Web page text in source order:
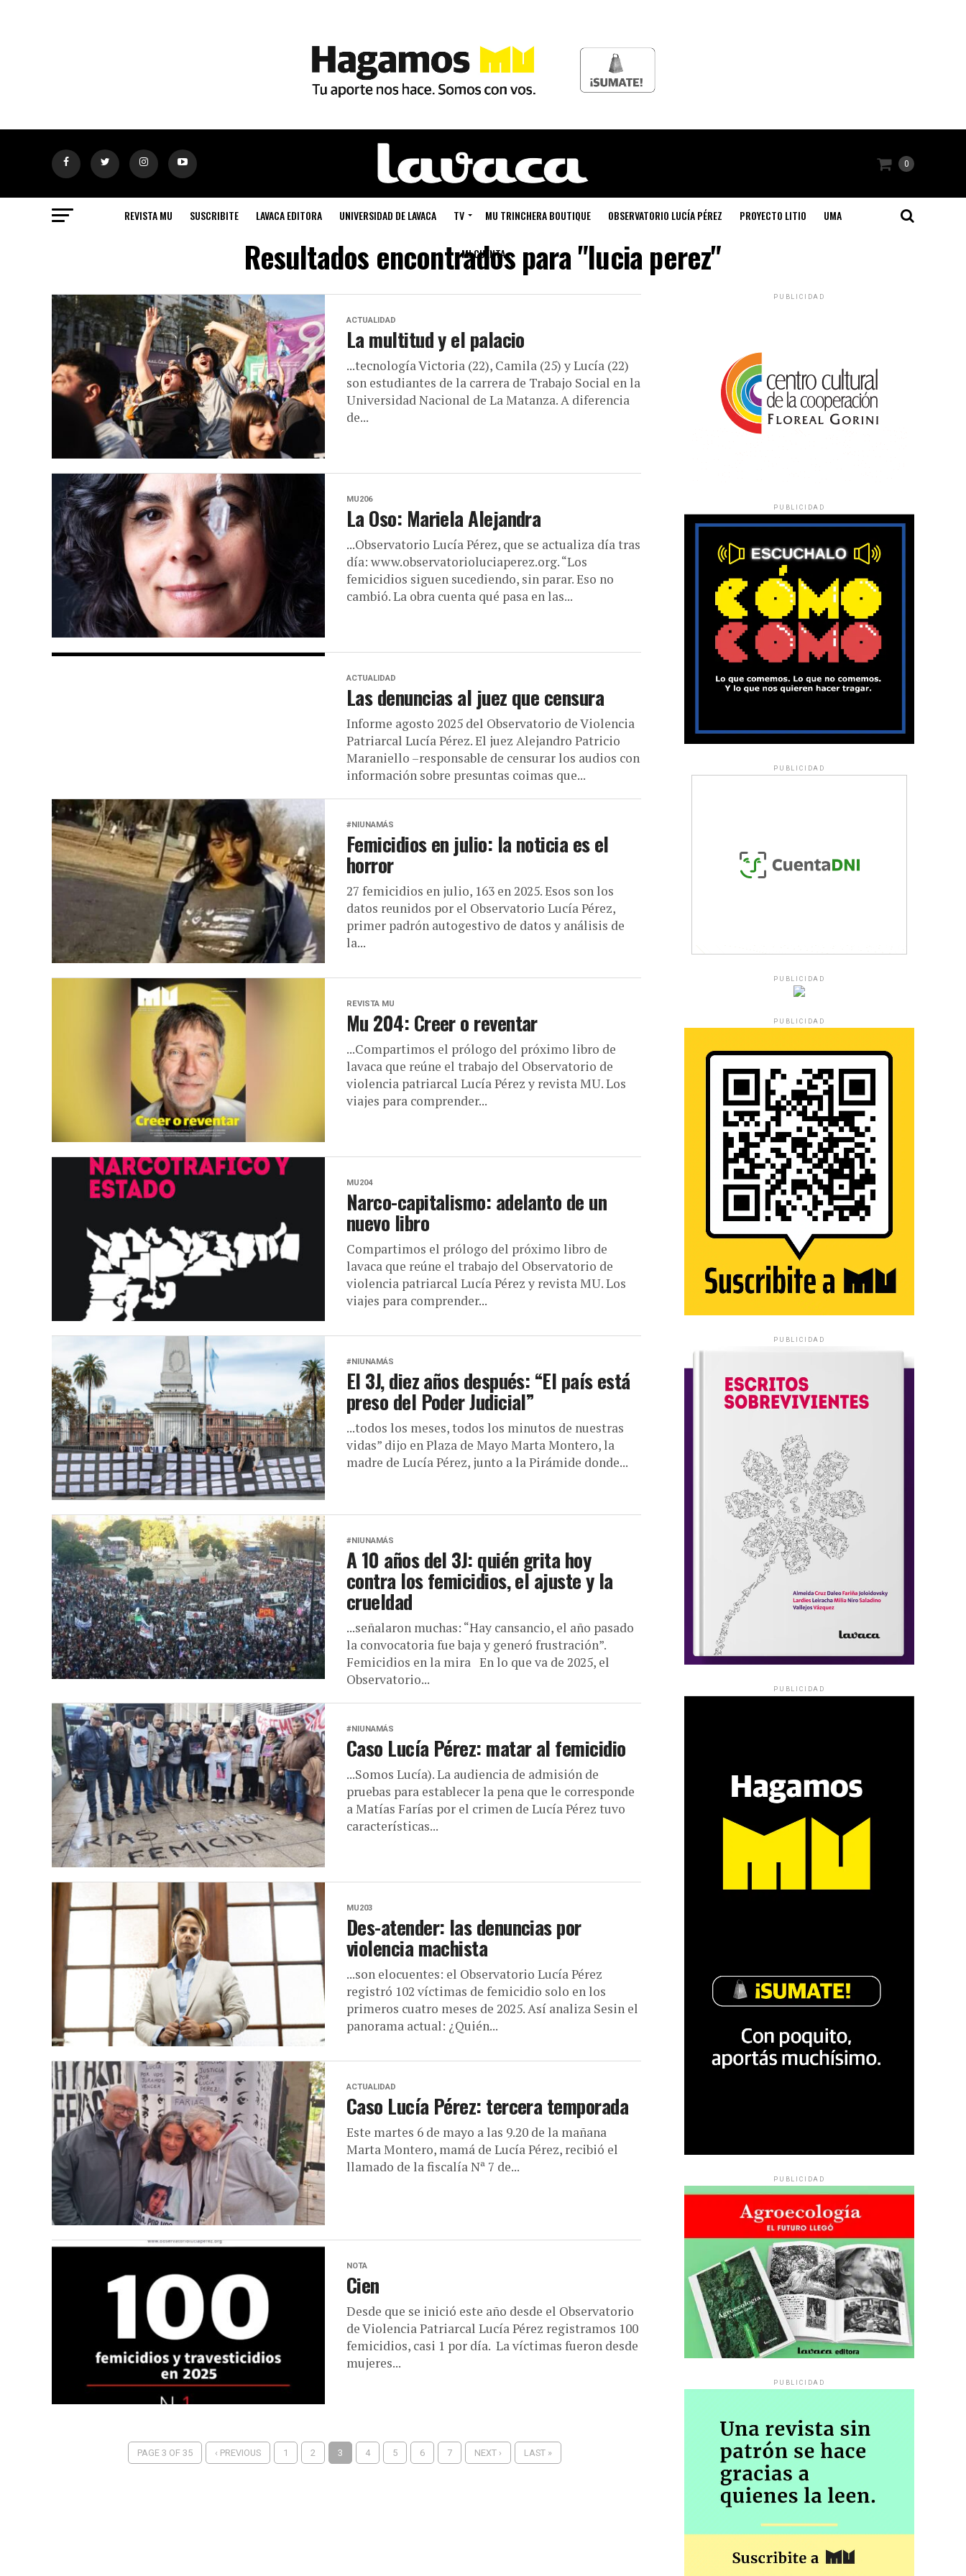
0
REVISTA MU SUSCRIBITE LAVACA EDITORA UNIVERSIDAD DE LAVACA TV MU TRINCHERA BOUTIQUE OBSERVATORIO LUCÍA PÉREZ PROYECTO LITIO UMA
MI CUENTA
Resultados encontrados para "lucia perez"
ACTUALIDAD
La multitud y el palacio
...tecnología Victoria (22), Camila (25) y Lucía (22)
son estudiantes de la carrera de Trabajo Social en la
Universidad Nacional de La Matanza. A diferencia
de...
MU206
La Oso: Mariela Alejandra
...Observatorio Lucía Pérez, que se actualiza día tras
día: www.observatorioluciaperez.org. “Los
femicidios siguen sucediendo, sin parar. Eso no
cambió. La obra cuenta qué pasa en las...
ACTUALIDAD
Las denuncias al juez que censura
Informe agosto 2025 del Observatorio de Violencia
Patriarcal Lucía Pérez. El juez Alejandro Patricio
Maraniello –responsable de censurar los audios con
información sobre presuntas coimas que...
#NIUNAMÁS
Femicidios en julio: la noticia es el
horror
27 femicidios en julio, 163 en 2025. Esos son los
datos reunidos por el Observatorio Lucía Pérez,
primer padrón autogestivo de datos y análisis de
la...
REVISTA MU
Mu 204: Creer o reventar
...Compartimos el prólogo del próximo libro de
lavaca que reúne el trabajo del Observatorio de
violencia patriarcal Lucía Pérez y revista MU. Los
viajes para comprender...
MU204
Narco-capitalismo: adelanto de un
nuevo libro
Compartimos el prólogo del próximo libro de
lavaca que reúne el trabajo del Observatorio de
violencia patriarcal Lucía Pérez y revista MU. Los
viajes para comprender...
#NIUNAMÁS
El 3J, diez años después: “El país está
preso del Poder Judicial”
...todos los meses, todos los minutos de nuestras
vidas” dijo en Plaza de Mayo Marta Montero, la
madre de Lucía Pérez, junto a la Pirámide donde...
#NIUNAMÁS
A 10 años del 3J: quién grita hoy
contra los femicidios, el ajuste y la
crueldad
...señalaron muchas: “Hay cansancio, el año pasado
la convocatoria fue baja y generó frustración”.
Femicidios en la mira En lo que va de 2025, el
Observatorio...
#NIUNAMÁS
Caso Lucía Pérez: matar al femicidio
...Somos Lucía). La audiencia de admisión de
pruebas para establecer la pena que le corresponde
a Matías Farías por el crimen de Lucía Pérez tuvo
características...
MU203
Des-atender: las denuncias por
violencia machista
...son elocuentes: el Observatorio Lucía Pérez
registró 102 víctimas de femicidio solo en los
primeros cuatro meses de 2025. Así analiza Sesin el
panorama actual: ¿Quién...
ACTUALIDAD
Caso Lucía Pérez: tercera temporada
Este martes 6 de mayo a las 9.20 de la mañana
Marta Montero, mamá de Lucía Pérez, recibió el
llamado de la fiscalía Nª 7 de...
NOTA
Cien
Desde que se inició este año desde el Observatorio
de Violencia Patriarcal Lucía Pérez registramos 100
femicidios, casi 1 por día. La víctimas fueron desde
mujeres...
PAGE 3 OF 35 ‹ PREVIOUS 1 2 3 4 5 6 7 NEXT › LAST »
PUBLICIDAD
PUBLICIDAD
PUBLICIDAD
PUBLICIDAD
PUBLICIDAD
PUBLICIDAD
PUBLICIDAD
PUBLICIDAD
PUBLICIDAD